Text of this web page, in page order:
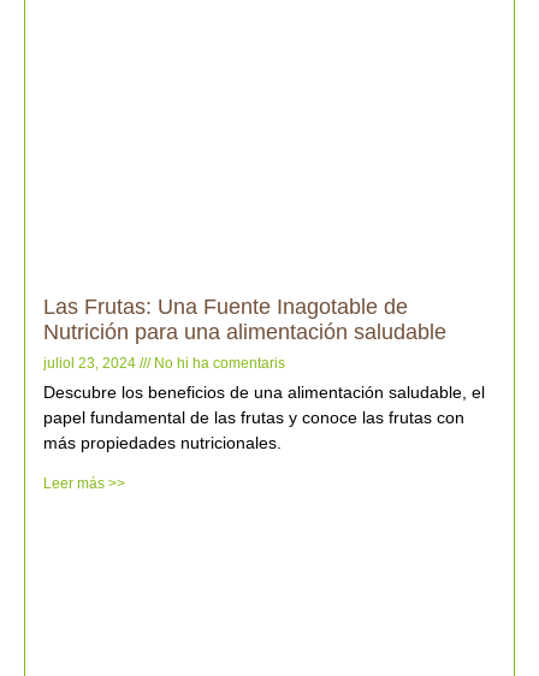
Las Frutas: Una Fuente Inagotable de
Nutrición para una alimentación saludable
juliol 23, 2024 No hi ha comentaris
Descubre los beneficios de una alimentación saludable, el
papel fundamental de las frutas y conoce las frutas con
más propiedades nutricionales.
Leer más >>